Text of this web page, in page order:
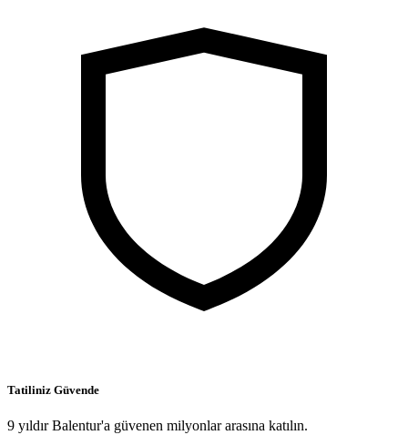
Tatiliniz Güvende
9 yıldır Balentur'a güvenen milyonlar arasına katılın.